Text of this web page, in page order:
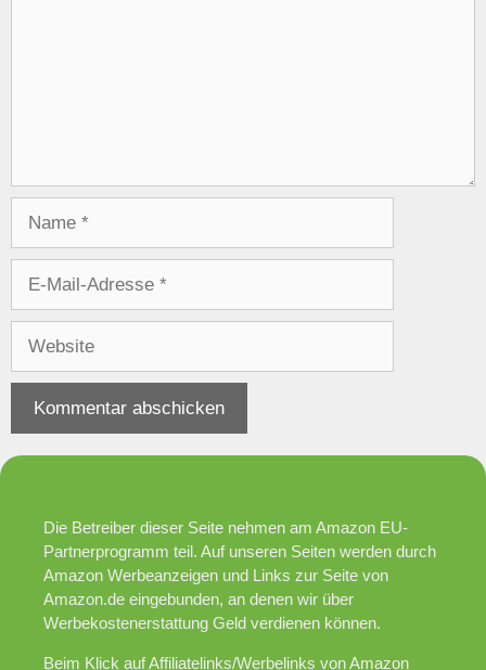
Adresse
Die Betreiber dieser Seite nehmen am Amazon EU-
Partnerprogramm teil. Auf unseren Seiten werden durch
Amazon Werbeanzeigen und Links zur Seite von
Amazon.de eingebunden, an denen wir über
Werbekostenerstattung Geld verdienen können.
Beim Klick auf Affiliatelinks/Werbelinks von Amazon